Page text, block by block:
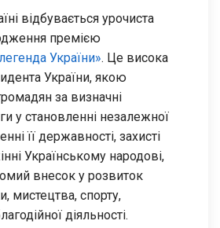
відбувається урочиста
премією
України». Це висока
України, якою
за визначні
у становленні незалежної
її державності, захисті
Українському народові,
внесок у розвиток
мистецтва, спорту,
діяльності.